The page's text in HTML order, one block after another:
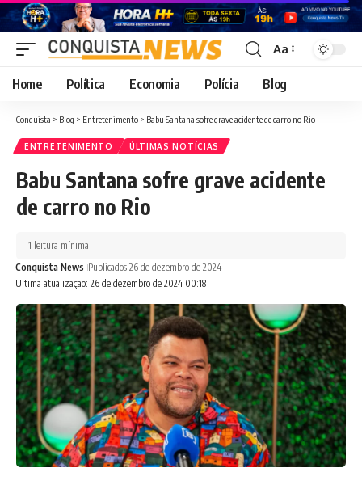
Font
Resizer
Aa
Home Política Economia Polícia Blog
Conquista > Blog > Entretenimento > Babu Santana sofre grave acidente de carro no Rio
ENTRETENIMENTO ÚLTIMAS NOTÍCIAS
Babu Santana sofre grave acidente
de carro no Rio
Ultima atualização: 26 de dezembro de 2024 00:18
Conquista News Publicados 26 de dezembro de 2024
1 leitura mínima